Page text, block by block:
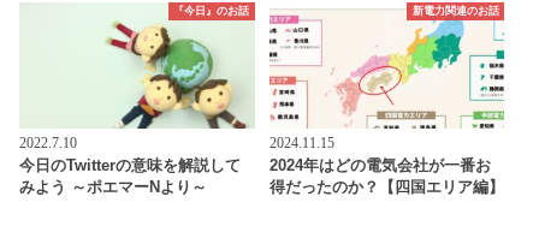
『今日』のお話
2022.7.10
今日のTwitterの意味を解説して
みよう ～ポエマーNより～
新電力関連のお話
2024.11.15
2024年はどの電気会社が一番お
得だったのか？【四国エリア編】